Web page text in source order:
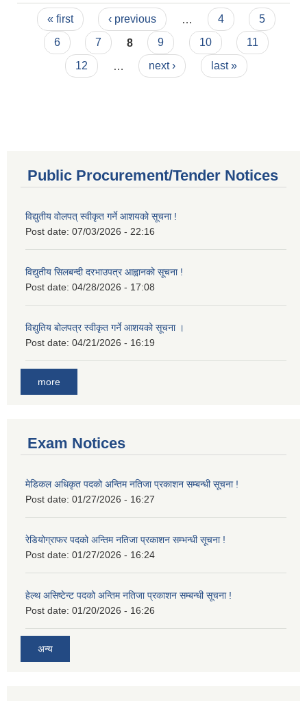
प्राकृतिक स्रोतहरुको बिक्री /संकलन शुल्क/ दस्तुर
आन्तरिक आय संकलन सम्बन्धी बोलपत्र आह्वानको पुन:
प्रकाशित सूचना ।
Pages
« first ‹ previous 4
5
6
7 8 9 10
11
12
next › last »
Public Procurement/Tender Notices
विद्युतीय वोलपत् स्वीकृत गर्ने आशयको सूचना !
Post date: 07/03/2026 - 22:16
विद्युतीय सिलबन्दी दरभाउपत्र आह्वानको सूचना !
Post date: 04/28/2026 - 17:08
विद्युतिय बोलपत्र स्वीकृत गर्ने आशयको सूचना ।
Post date: 04/21/2026 - 16:19
more
Exam Notices
मेडिकल अधिकृत पदको अन्तिम नतिजा प्रकाशन सम्बन्धी सूचना !
Post date: 01/27/2026 - 16:27
रेडियोग्राफर पदको अन्तिम नतिजा प्रकाशन सम्भन्धी सूचना !
Post date: 01/27/2026 - 16:24
हेल्थ असिष्टेन्ट पदको अन्तिम नतिजा प्रकाशन सम्बन्धी सूचना !
Post date: 01/20/2026 - 16:26
अन्य